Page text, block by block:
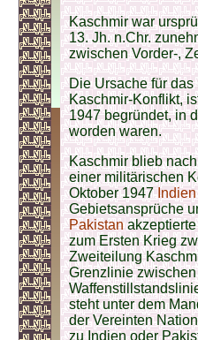
Kaschmir war
13. Jh. n.Chr.
zwischen Vorder-,
Die Ursache für
Kaschmir-Konflikt,
1947 begründet, in
worden waren.
Kaschmir blieb
einer militärischen
Oktober 1947Indien
Gebietsansprüche
Pakistanakzeptierte
zum Ersten Krieg
Zweiteilung
Grenzlinie
steht unter dem
der Vereinten
zu Indien oder